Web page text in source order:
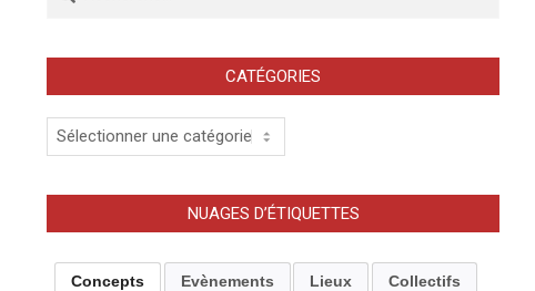
CATÉGORIES
Catégories
NUAGES D’ÉTIQUETTES
Concepts Evènements Lieux Collectifs